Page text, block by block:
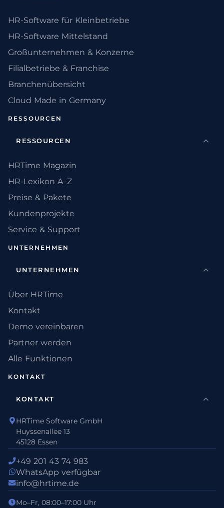
HR-Software für Kleinbetriebe
HR-Software Mittelstand
Großunternehmen & Konzerne
Filialbetriebe & Franchise
Branchenübersicht
Cloud Made in Germany
RESSOURCEN
RESSOURCEN
HRTime Magazin
HR-Lexikon A–Z
Preise & Pakete
Kundenprojekte
Service & Support
UNTERNEHMEN
UNTERNEHMEN
Über HRTime
Kontakt
Demo vereinbaren
Partner werden
Alle Funktionen
KONTAKT
KONTAKT
HRTime Software GmbH
Huyssenallee 13
45128 Essen
+49 201 43 74 983
WhatsApp verfügbar
info@hrtime.de
Mo–Fr, 08:00–17:00 Uhr